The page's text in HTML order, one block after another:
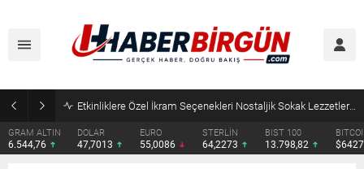
Eyyübiye’de Ziraat Odası Gündemde: Çiftçilerin Sorunları İçin Yeni Çağrı
DOLAR
47,7013
EURO
55,0086
STERLİN
64,2273
BIST 100
13.798,82
BITCOIN
$64278